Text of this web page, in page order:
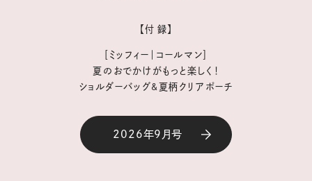
【付 録】
［ミッフィー｜コールマン］
夏のおでかけがもっと楽しく！
ショルダーバッグ&夏柄クリアポーチ
2026年9月号